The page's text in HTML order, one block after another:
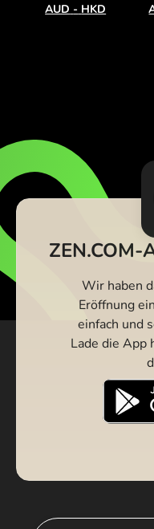
AUD - HKD
Wir haben
Eröffnung
einfach und
Lade die App